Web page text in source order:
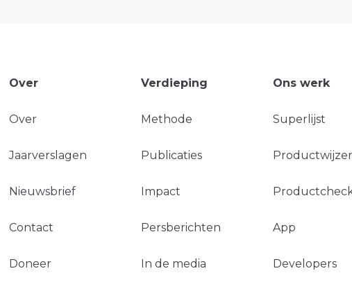
Over
Over
Jaarverslagen
Nieuwsbrief
Contact
Doneer
Verdieping
Methode
Publicaties
Impact
Persberichten
In de media
Ons werk
Superlijst
App
Developers